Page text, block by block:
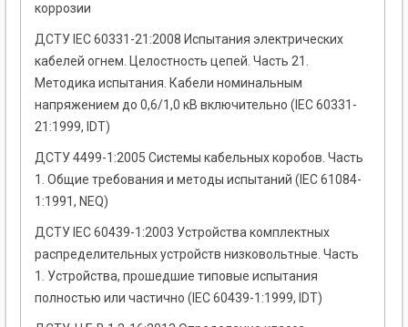
коррозии
ДСТУ ІЕС 60331-21:2008 Испытания электрических
кабелей огнем. Целостность цепей. Часть 21.
Методика испытания. Кабели номинальным
напряжением до 0,6/1,0 кВ включительно (ІЕС 60331-
21:1999, IDT)
ДСТУ 4499-1:2005 Системы кабельных коробов. Часть
1. Общие требования и методы испытаний (IEC 61084-
1:1991, NЕQ)
ДСТУ IEC 60439-1:2003 Устройства комплектных
распределительных устройств низковольтные. Часть
1. Устройства, прошедшие типовые испытания
полностью или частично (IEC 60439-1:1999, IDТ)